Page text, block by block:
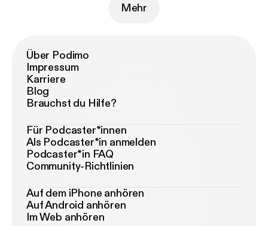
Mehr
Über Podimo
Impressum
Karriere
Blog
Brauchst du Hilfe?
Für Podcaster*innen
Als Podcaster*in anmelden
Podcaster*in FAQ
Community-Richtlinien
Auf dem iPhone anhören
Auf Android anhören
Im Web anhören